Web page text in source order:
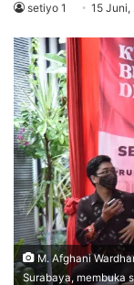
setiyo 1 15 Juni,
M. Afghani
Surabaya, membuka